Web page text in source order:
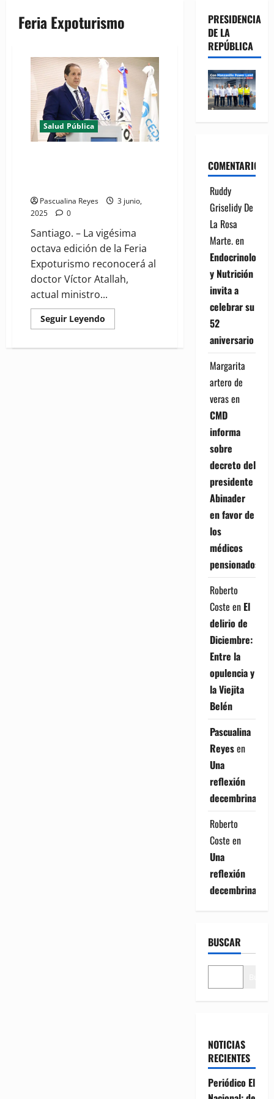
Feria Expoturismo
Salud Pública
Pascualina Reyes
3 junio,
2025
0
Santiago. – La vigésima
octava edición de la Feria
Expoturismo reconocerá al
doctor Víctor Atallah,
actual ministro...
Seguir Leyendo
more
2025
PRESIDENCIA
DE LA
REPÚBLICA
COMENTARIOS
Ruddy
Griselidy De
La Rosa
Marte.en
Endocrinología
y Nutrición
invita a
celebrar su
52
aniversario
Margarita
artero de
verasen
CMD
informa
sobre
decreto del
presidente
Abinader
en favor de
los
médicos
pensionados
Roberto
Coste en El
delirio de
Diciembre:
Entre la
opulencia y
la Viejita
Belén
Pascualina
Reyesen
Una
reflexión
decembrina
Roberto
Coste en
Una
reflexión
decembrina
BUSCAR
NOTICIAS
RECIENTES
Periódico El